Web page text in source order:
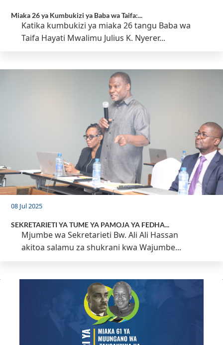
Miaka 26 ya Kumbukizi ya Baba wa Taifa:...
Katika kumbukizi ya miaka 26 tangu Baba wa
Taifa Hayati Mwalimu Julius K. Nyerer...
08 Jul 2025
SEKRETARIETI YA TUME YA PAMOJA YA FEDHA...
Mjumbe wa Sekretarieti Bw. Ali Ali Hassan
akitoa salamu za shukrani kwa Wajumbe...